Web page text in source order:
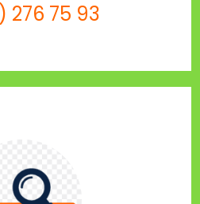
276 75 93